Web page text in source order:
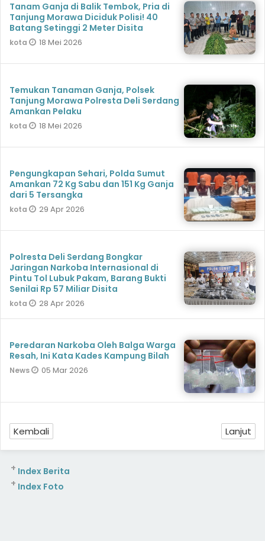
Tanam Ganja di Balik Tembok, Pria di
Tanjung Morawa Diciduk Polisi! 40
Batang Setinggi 2 Meter Disita
kota 18 Mei 2026
Temukan Tanaman Ganja, Polsek
Tanjung Morawa Polresta Deli Serdang
Amankan Pelaku
kota 18 Mei 2026
Pengungkapan Sehari, Polda Sumut
Amankan 72 Kg Sabu dan 151 Kg Ganja
dari 5 Tersangka
kota 29 Apr 2026
Polresta Deli Serdang Bongkar
Jaringan Narkoba Internasional di
Pintu Tol Lubuk Pakam, Barang Bukti
Senilai Rp 57 Miliar Disita
kota 28 Apr 2026
Peredaran Narkoba Oleh Balga Warga
Resah, Ini Kata Kades Kampung Bilah
News 05 Mar 2026
Kembali Lanjut
Index Berita
+
Index Foto
+